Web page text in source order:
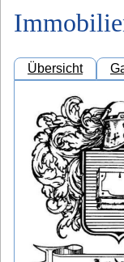
Übersicht